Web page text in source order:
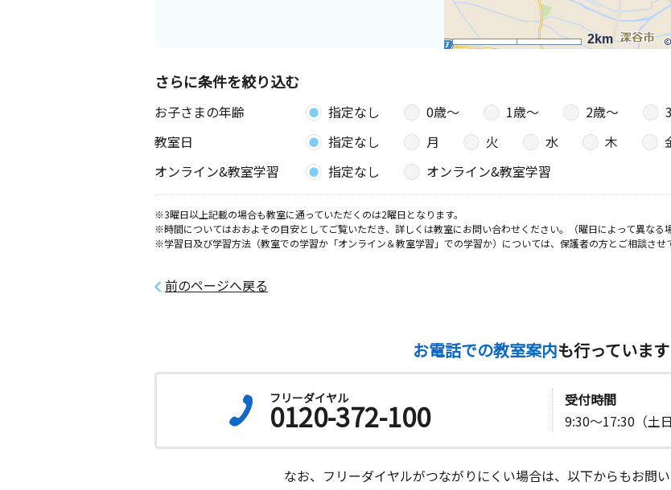
2km
さらに条件を絞り込む
お子さまの年齢 指定なし 0歳〜 1歳〜 2歳〜
教室日
指定なし 月 火 水 木
オンライン&教室学習
指定なし オンライン&教室学習
※3曜日以上記載の場合も教室に通っていただくのは2曜日となります。
※時間についてはおおよその目安としてご覧いただき、詳しくは教室にお問い合わせください。（曜日によって異なる
※学習日及び学習方法（教室での学習か「オンライン＆教室学習」での学習か）については、保護者の方とご相談させ
前のページへ戻る
お電話での教室案内も行っています
フリーダイヤル
0120-372-100
受付時間
9:30～17:30（土
なお、フリーダイヤルがつながりにくい場合は、以下からもお問い